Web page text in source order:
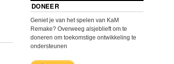
DONEER
Geniet je van het spelen van KaM
Remake? Overweeg alsjeblieft om te
doneren om toekomstige ontwikkeling te
ondersteunen